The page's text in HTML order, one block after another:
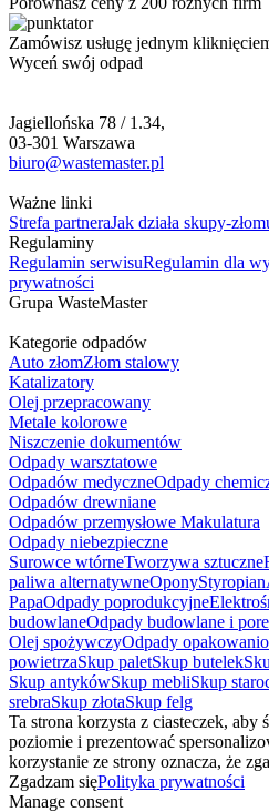
Zamówisz usługę jednym
Wyceń swój odpad
Jagiellońska 78 / 1.34,
03-301 Warszawa
biuro@wastemaster.pl
Ważne linki
Strefa partneraJak działa skupy-
Regulaminy
Regulamin serwisuRegulamin dla
prywatności
Grupa WasteMaster
Kategorie odpadów
Auto złomZłom stalowy
Katalizatory
Olej przepracowany
Metale kolorowe
Niszczenie dokumentów
Odpady warsztatowe
Odpadów medyczneOdpady
Odpadów drewniane
Odpadów przemysłowe Makulatura
Odpady niebezpieczne
Surowce wtórneTworzywa sztuczne
paliwa alternatywneOponyStyropian
PapaOdpady poprodukcyjne
budowlaneOdpady budowlane i
Olej spożywczyOdpady
powietrzaSkup paletSkup butelek
Skup antykówSkup mebliSkup
srebraSkup złotaSkup felg
Ta strona korzysta z ciasteczek, aby
poziomie i prezentować
korzystanie ze strony oznacza, że
Zgadzam sięPolityka prywatności
Manage consent